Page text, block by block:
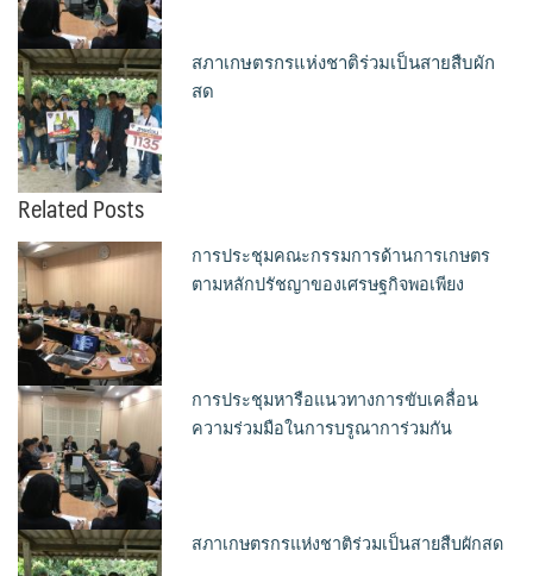
สภาเกษตรกรแห่งชาติร่วมเป็นสายสืบผัก
สด
Related Posts
การประชุมคณะกรรมการด้านการเกษตร
ตามหลักปรัชญาของเศรษฐกิจพอเพียง
การประชุมหารือแนวทางการขับเคลื่อน
ความร่วมมือในการบรูณาการ่วมกัน
สภาเกษตรกรแห่งชาติร่วมเป็นสายสืบผักสด